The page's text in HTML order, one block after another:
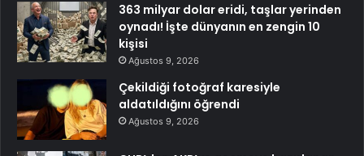
363 milyar dolar eridi, taşlar yerinden
oynadı! İşte dünyanın en zengin 10
kişisi
Ağustos 9, 2026
Çekildiği fotoğraf karesiyle
aldatıldığını öğrendi
Ağustos 9, 2026